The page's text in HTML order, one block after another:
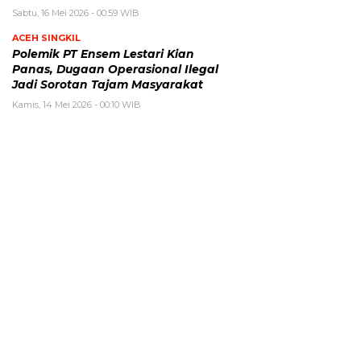
Sabtu, 16 Mei 2026 - 00:59 WIB
ACEH SINGKIL
Polemik PT Ensem Lestari Kian
Panas, Dugaan Operasional Ilegal
Jadi Sorotan Tajam Masyarakat
Kamis, 14 Mei 2026 - 00:10 WIB